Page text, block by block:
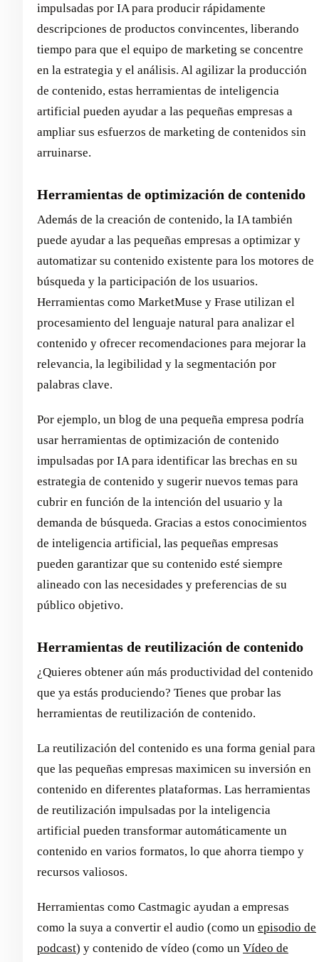
impulsadas por IA para producir rápidamente
descripciones de productos convincentes, liberando
tiempo para que el equipo de marketing se concentre
en la estrategia y el análisis. Al agilizar la producción
de contenido, estas herramientas de inteligencia
artificial pueden ayudar a las pequeñas empresas a
ampliar sus esfuerzos de marketing de contenidos sin
arruinarse.
Herramientas de optimización de contenido
Además de la creación de contenido, la IA también
puede ayudar a las pequeñas empresas a optimizar y
automatizar su contenido existente para los motores de
búsqueda y la participación de los usuarios.
Herramientas como MarketMuse y Frase utilizan el
procesamiento del lenguaje natural para analizar el
contenido y ofrecer recomendaciones para mejorar la
relevancia, la legibilidad y la segmentación por
palabras clave.
Por ejemplo, un blog de una pequeña empresa podría
usar herramientas de optimización de contenido
impulsadas por IA para identificar las brechas en su
estrategia de contenido y sugerir nuevos temas para
cubrir en función de la intención del usuario y la
demanda de búsqueda. Gracias a estos conocimientos
de inteligencia artificial, las pequeñas empresas
pueden garantizar que su contenido esté siempre
alineado con las necesidades y preferencias de su
público objetivo.
Herramientas de reutilización de contenido
¿Quieres obtener aún más productividad del contenido
que ya estás produciendo? Tienes que probar las
herramientas de reutilización de contenido.
La reutilización del contenido es una forma genial para
que las pequeñas empresas maximicen su inversión en
contenido en diferentes plataformas. Las herramientas
de reutilización impulsadas por la inteligencia
artificial pueden transformar automáticamente un
contenido en varios formatos, lo que ahorra tiempo y
recursos valiosos.
Herramientas como Castmagic ayudan a empresas
como la suya a convertir el audio (como un episodio de
podcast) y contenido de vídeo (como un Vídeo de